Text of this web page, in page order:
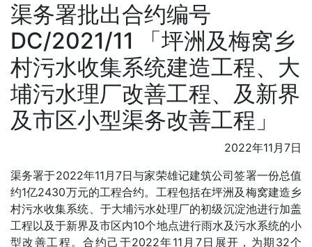
渠务署批出合约编号
DC/2021/11 「坪洲及梅窝乡
村污水收集系统建造工程、大
埔污水理厂改善工程、及新界
及市区小型渠务改善工程」
2022年11月7日
渠务署于2022年11月7日与家荣雄记建筑公司签署一份总值
约1亿2430万元的工程合约。工程包括在坪洲及梅窝建造乡
村污水收集系统、于大埔污水处理厂的初级沉淀池进行加盖
工程以及于新界及市区内10个地点进行雨水及污水系统的小
型改善工程。合约己于2022年11月7日展开，为期32个